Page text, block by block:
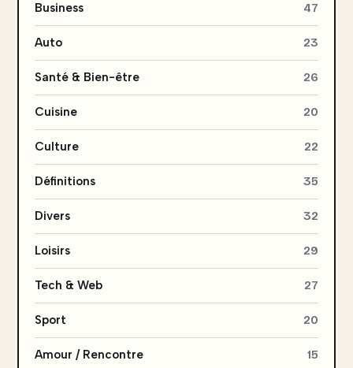
Business 47
Auto 23
Santé & Bien-être 26
Cuisine 20
Culture 22
Définitions 35
Divers 32
Loisirs 29
Tech & Web 27
Sport 20
Amour / Rencontre 15